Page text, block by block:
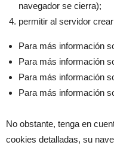
navegador se cierra);
permitir al servidor crear
Para más información
Para más información
Para más información
Para más información
No obstante, tenga en
cookies detalladas, su